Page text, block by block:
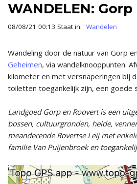
WANDELEN:
08/08/21 00:13 Staat in: Wandelen
Wandeling door de natuur van Gorp
Geheimen, via wandelknooppunten.
kilometer en met versnaperingen bij
toiletten toegankelijk zijn, een goede
Landgoed Gorp en Roovert is een
bossen, cultuurgronden, heide,
meanderende Rovertse Leij met
familie Van Puijenbroek en